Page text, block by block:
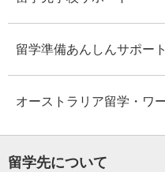
留学準備あんしんサポート
オーストラリア留学・ワ
留学先について